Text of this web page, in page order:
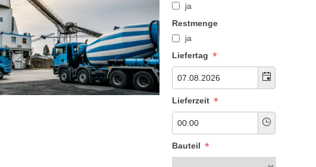
ja
Restmenge
ja
Liefertag *
Lieferzeit *
Bauteil *